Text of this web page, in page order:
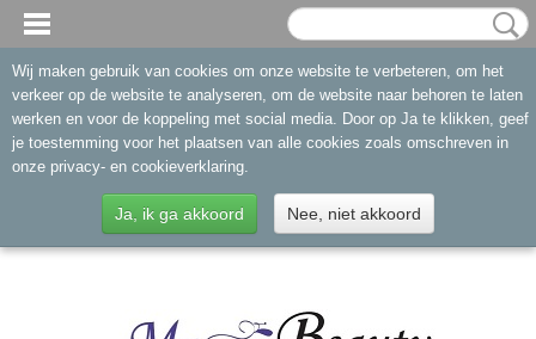
Wij maken gebruik van cookies om onze website te verbeteren, om het
verkeer op de website te analyseren, om de website naar behoren te laten
werken en voor de koppeling met social media. Door op Ja te klikken, geef
je toestemming voor het plaatsen van alle cookies zoals omschreven in
onze privacy- en cookieverklaring.
Ja, ik ga akkoord Nee, niet akkoord